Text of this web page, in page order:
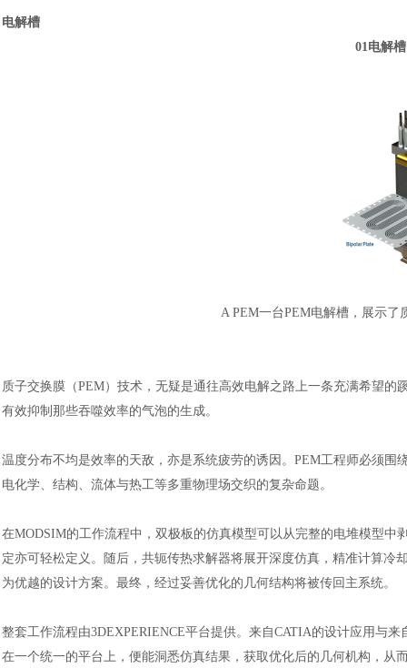
电解槽
01电解
A PEM一台PEM电解槽，展示了
质子交换膜（PEM）技术，无疑是通往高效电解之路上一条充满希望的
有效抑制那些吞噬效率的气泡的生成。
温度分布不均是效率的天敌，亦是系统疲劳的诱因。 PEM工程师必须围
电化学、结构、流体与热工等多重物理场交织的复杂命题。
在MODSIM的工作流程中，双极板的仿真模型可以从完整的电堆模型
定亦可轻松定义。随后，共轭传热求解器将展开深度仿真，精准计算
为优越的设计方案。最终，经过妥善优化的几何结构将被传回主系统。
整套工作流程由3DEXPERIENCE平台提供。来自CATIA的设计应用与
在一个统一的平台上，便能洞悉仿真结果，获取优化后的几何机构，从
汽车交通